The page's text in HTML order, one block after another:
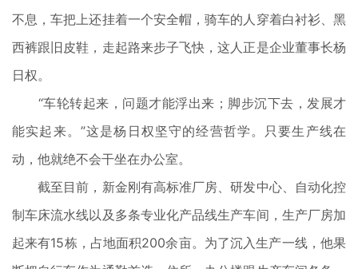
不息，车把上还挂着一个安全帽，骑车的人穿着白衬衫、黑
西裤跟旧皮鞋，走起路来步子飞快，这人正是企业董事长杨
日权。
“车轮转起来，问题才能浮出来；脚步沉下去，发展才
能实起来。”这是杨日权坚守的经营哲学。只要生产线在
动，他就绝不会干坐在办公室。
截至目前，新金刚有高标准厂房、研发中心、自动化控
制车床流水线以及多条专业化产品线生产车间，生产厂房加
起来有15栋，占地面积200余亩。为了沉入生产一线，他果